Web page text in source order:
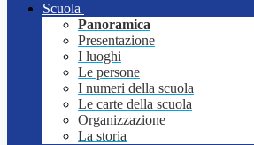
Scuola
Panoramica
Presentazione
I luoghi
Le persone
I numeri della scuola
Le carte della scuola
Organizzazione
La storia